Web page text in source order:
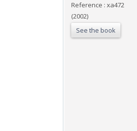
Reference : xa472
(2002)
See the book